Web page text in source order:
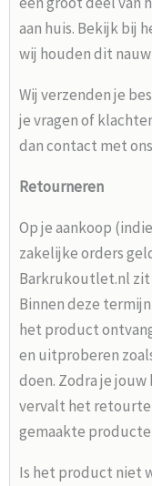
aan huis. Bekijk bij
wij houden dit
Wij verzenden je
je vragen of
dan contact met
Retourneren
Op je aankoop
zakelijke orders
Barkrukoutlet.nl zit
Binnen deze
het product
en uitproberen
doen. Zodra je
vervalt het
gemaakte
Is het product niet